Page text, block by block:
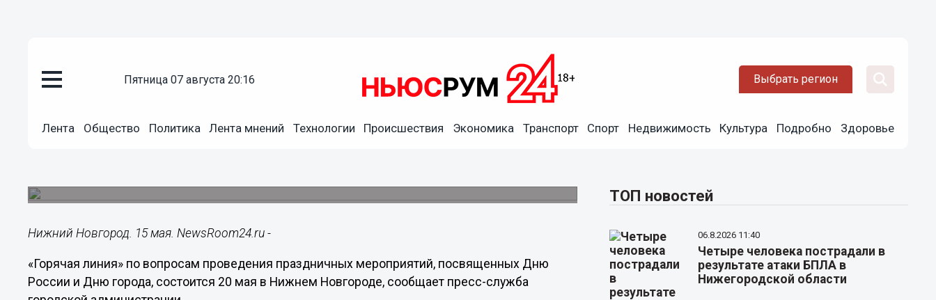
пятница 07 августа 20:16 Выбрать регион
Лента Общество Политика Лента мнений Технологии Происшествия Экономика Транспорт Спорт Недвижимость Культура Подробно Здоровье
«Горячая линия» по вопросам празднования Дня России и
Нижний Новгород. 15 мая. NewsRoom24.ru -
«Горячая линия» по вопросам проведения праздничных мероприятий, посвященных Дню
России и Дню города, состоится 20 мая в Нижнем Новгороде, сообщает пресс-служба
ТОП новостей
06.8.2026 11:40
Четыре человека пострадали в
результате атаки БПЛА в
Нижегородской области